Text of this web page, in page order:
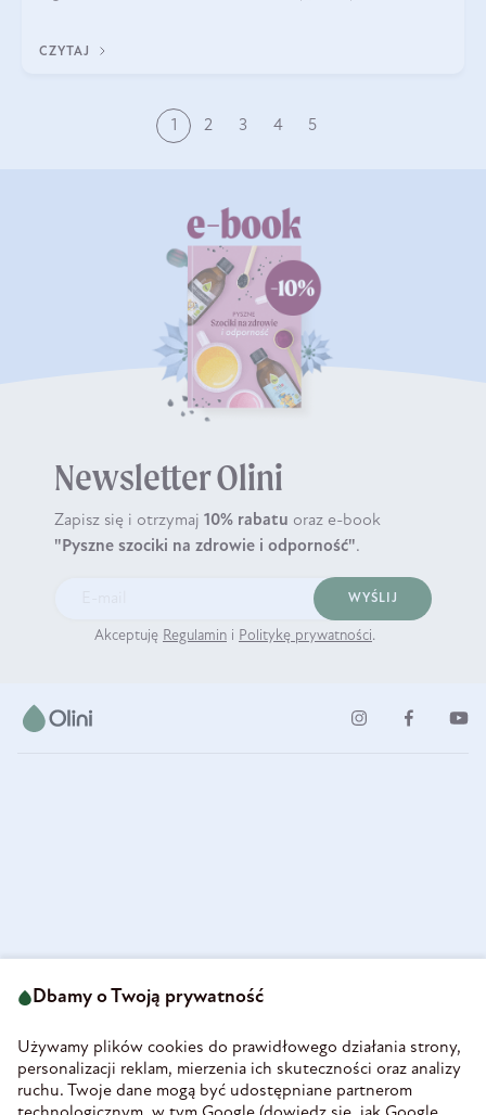
CZYTAJ
1 2 3 4 5
Newsletter Olini
Zapisz się i otrzymaj 10% rabatu oraz e-book
"Pyszne szociki na zdrowie i odporność".
WYŚLIJ
Akceptuję Regulamin i Politykę prywatności.
58-160 Świebodzice
REGON 890213034
INFORMACJE
Dbamy o Twoją prywatność
Używamy plików cookies do prawidłowego działania strony,
personalizacji reklam, mierzenia ich skuteczności oraz analizy
ruchu. Twoje dane mogą być udostępniane partnerom